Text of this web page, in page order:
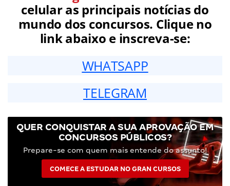
celular as principais notícias do
mundo dos concursos. Clique no
link abaixo e inscreva-se:
WHATSAPP
TELEGRAM
QUER CONQUISTAR A SUA APROVAÇÃO EM
CONCURSOS PÚBLICOS?
Prepare-se com quem mais entende do assunto!
COMECE A ESTUDAR NO GRAN CURSOS